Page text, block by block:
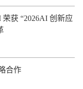
获 “2026AI 创新应
合作